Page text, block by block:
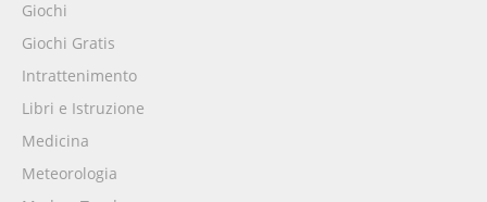
Giochi
Giochi Gratis
Intrattenimento
Libri e Istruzione
Medicina
Meteorologia